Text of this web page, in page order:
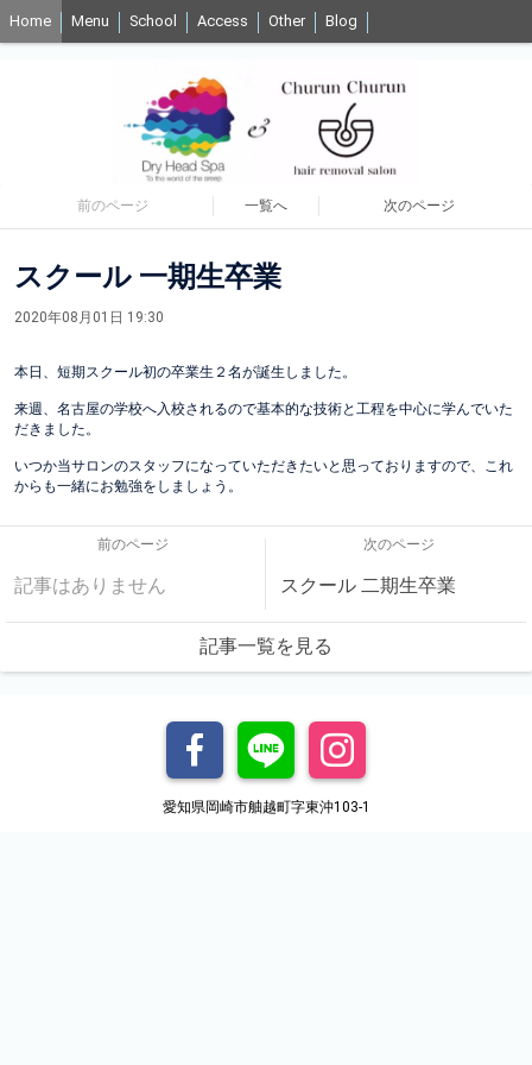
Home Menu School Access Other Blog
前のページ 一覧へ 次のページ
スクール 一期生卒業
2020年08月01日 19:30
本日、短期スクール初の卒業生２名が誕生しました。
来週、名古屋の学校へ入校されるので基本的な技術と工程を中心に学んでいた
だきました。
いつか当サロンのスタッフになっていただきたいと思っておりますので、これ
からも一緒にお勉強をしましょう。
前のページ
記事はありません
次のページ
スクール 二期生卒業
記事一覧を見る
愛知県岡崎市舳越町字東沖103-1